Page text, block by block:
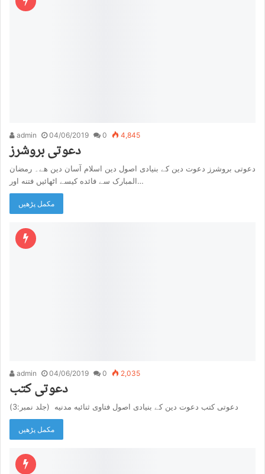
admin 04/06/2019 0 4,845
دعوتی بروشرز
دعوتی بروشرز دعوت دین کے بنیادی اصول دین اسلام آسان دین هے۔ رمضان
المبارک سے فائده کیسے اٹھائیں فتنه اور…
مکمل پڑھیں
admin 04/06/2019 0 2,035
دعوتی کتب
دعوتی کتب دعوت دین کے بنیادی اصول فتاوی ثنائیه مدنیه (جلد نمبر:3)
مکمل پڑھیں